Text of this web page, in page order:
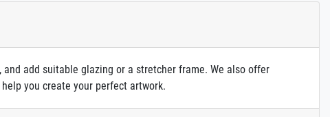
add suitable glazing or a stretcher frame. We also offer
you create your perfect artwork.